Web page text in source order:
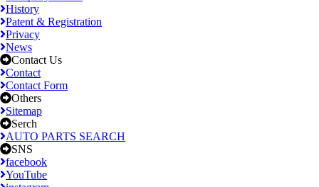
History
Patent & Registration
Privacy
News
Contact Us
Contact
Contact Form
Others
Sitemap
Serch
AUTO PARTS SEARCH
SNS
facebook
YouTube